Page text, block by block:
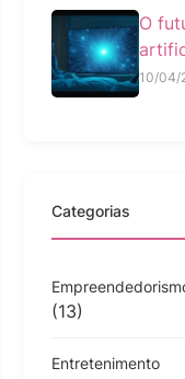
O
10/04/
Categorias
(13)
Entretenimento